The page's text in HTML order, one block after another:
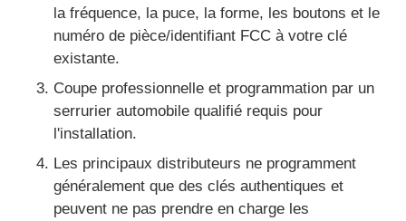
Contrôle de la qualité
Contact
Tous les cas
la fréquence, la puce, la forme, les boutons et le
numéro de pièce/identifiant FCC à votre clé
existante.
Coupe professionnelle et programmation par un
serrurier automobile qualifié requis pour
l'installation.
Les principaux distributeurs ne programment
généralement que des clés authentiques et
peuvent ne pas prendre en charge les